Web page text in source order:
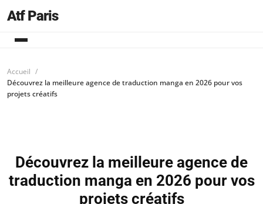
Atf Paris
Accueil
Découvrez la meilleure agence de traduction manga en 2026 pour vos
projets créatifs
Découvrez la meilleure agence de
traduction manga en 2026 pour vos
projets créatifs